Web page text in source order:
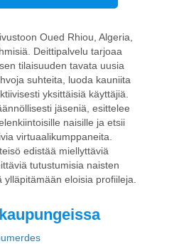
Oued Rhiou, Algeria,
Deittipalvelu tarjoaa
tilaisuuden tavata uusia
suhteita, luoda kauniita
yksittäisiä käyttäjiä.
jäseniä, esittelee
naisille ja etsii
virtuaalikumppaneita.
edistää miellyttäviä
tutustumisia naisten
eloisia profiileja.